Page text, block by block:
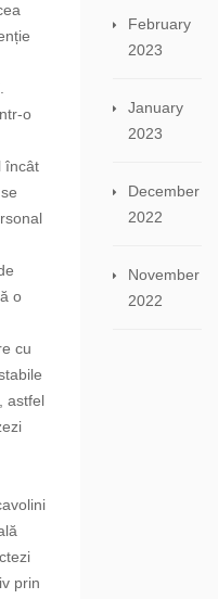
o
încât
o
cu
astfel
prin
February
2023
January
2023
December
2022
November
2022